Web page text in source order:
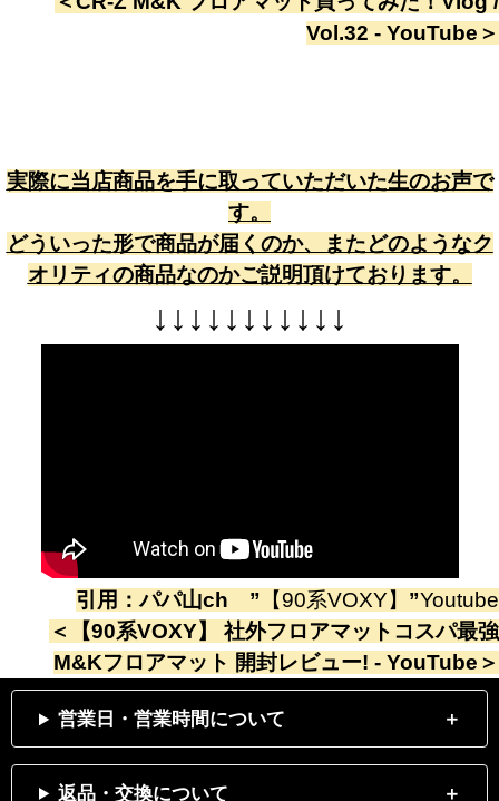
Vol.32 - YouTube ＞
実際に当店商品を手に取っていただいた生のお声で
す。
どういった形で商品が届くのか、またどのようなク
オリティの商品なのかご説明頂けております。
↓ ↓ ↓ ↓ ↓ ↓ ↓ ↓ ↓ ↓ ↓
引用：パパ山ch ” 【90系VOXY】 ”Youtube
＜
【90系VOXY】 社外フロアマットコスパ最強
M&Kフロアマット 開封レビュー! - YouTube ＞
営業日・営業時間について
返品・交換について